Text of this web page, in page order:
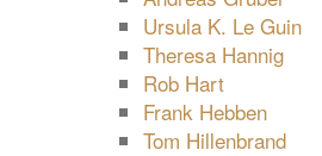
Ursula K. Le Guin
Theresa Hannig
Rob Hart
Frank Hebben
Tom Hillenbrand